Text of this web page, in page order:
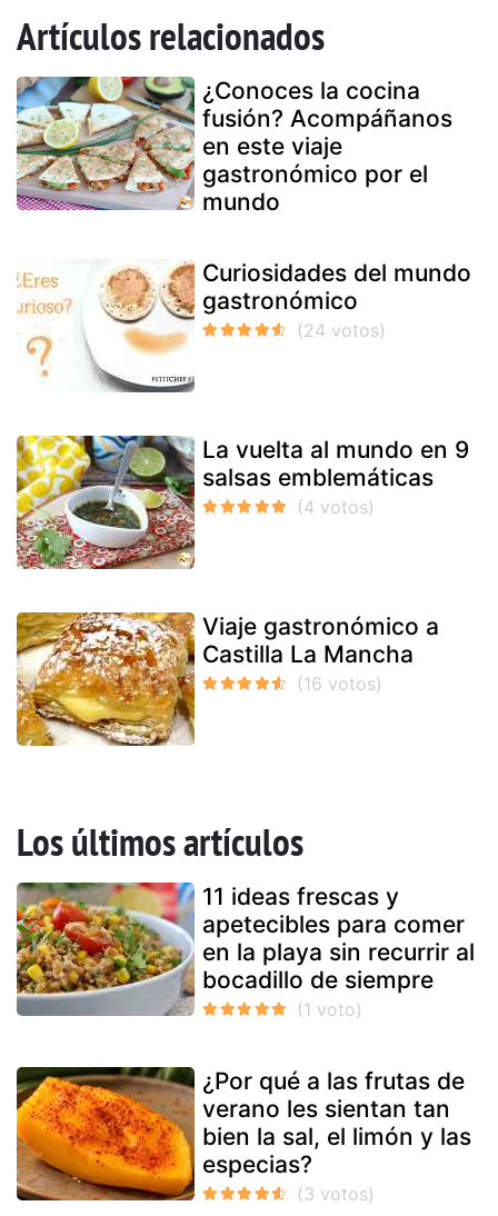
Artículos relacionados
¿Conoces la cocina
fusión? Acompáñanos
en este viaje
gastronómico por el
mundo
Curiosidades del mundo
gastronómico
La vuelta al mundo en 9
salsas emblemáticas
Viaje gastronómico a
Castilla La Mancha
Los últimos artículos
11 ideas frescas y
apetecibles para comer
en la playa sin recurrir al
bocadillo de siempre
¿Por qué a las frutas de
verano les sientan tan
bien la sal, el limón y las
especias?